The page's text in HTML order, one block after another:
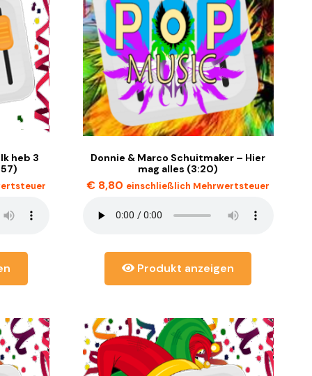
heb 3
Donnie & Marco Schuitmaker – Hier
mag alles (3:20)
€ 8,80 einschließlich Mehrwertsteuer
Produkt anzeigen